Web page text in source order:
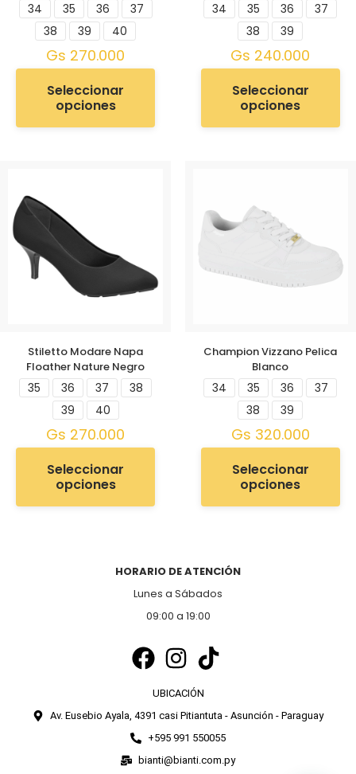
34 35 36
37
38
39 40
Gs 270.000
Seleccionar
opciones
34 35 36
37
38
39
Gs 240.000
Seleccionar
opciones
Stiletto Modare Napa
Floather Nature Negro
35 36 37
38
39
40
Gs 270.000
Seleccionar
opciones
Champion Vizzano Pelica
Blanco
34 35 36
37
38
39
Gs 320.000
Seleccionar
opciones
HORARIO DE ATENCIÓN
Lunes a Sábados
09:00 a 19:00
UBICACIÓN
Av. Eusebio Ayala, 4391 casi Pitiantuta - Asunción - Paraguay
+595 991 550055
bianti@bianti.com.py